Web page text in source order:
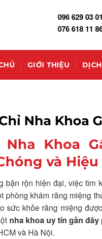
096 629 03 01
076 618 11
GIỚI THIỆU
Nha Khoa
Khoa
và Hiệu
bận rộn hiện đại, việc tìm
phòng khám răng miệng
sức khỏe răng miệng
nha khoa uy tín gần đây
và Hà Nội.